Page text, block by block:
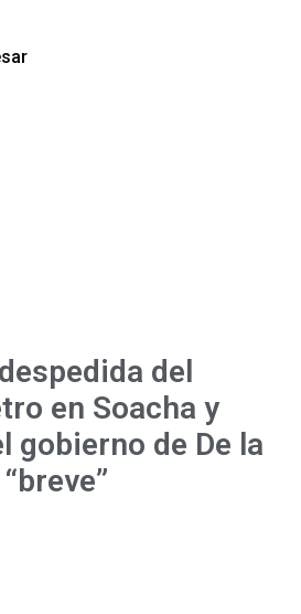
del
en Soacha y
gobierno de De la